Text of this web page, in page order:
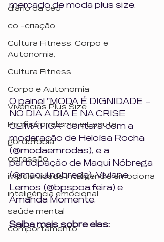
diário da ceo
co -criação
Cultura Fitness, Corpo e
Autonomia,
Cultura Fitness
Corpo e Autonomia
Vivências Plus Size
Profissionalismo e Escuta
gordofobia
opressão
impulsividade inteligência emociona
inteligência emocional
saúde mental
comportamento
mercado de moda plus size.
O painel "MODA É DIGNIDADE –
NO DIA A DIA E NA CRISE
CLIMÁTICA” contará com a
moderação de Heloísa Rocha
(@modaemrodas), e a
participação de Maqui Nóbrega
(@maqui.nobrega), Viviane
Lemos (@bpspoa.feira) e
Amanda Momente.
Saiba mais sobre elas: